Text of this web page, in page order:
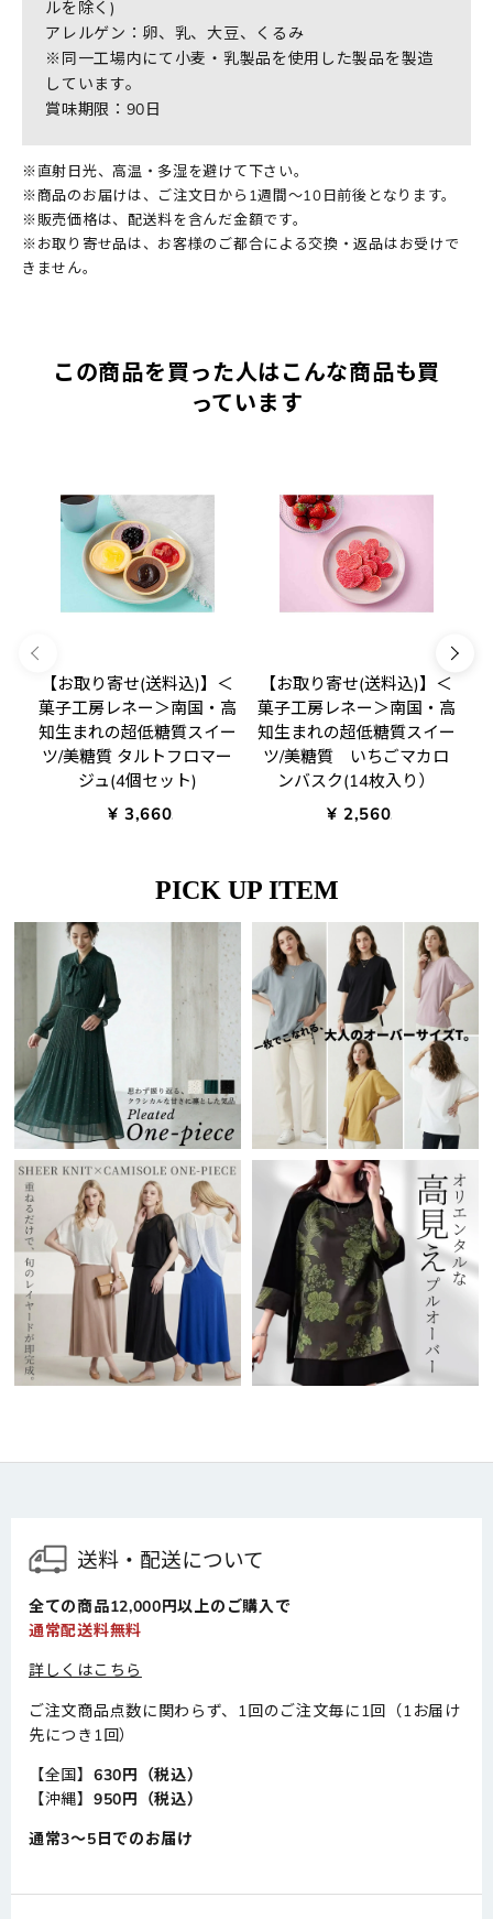
ルを除く)
アレルゲン：卵、乳、大豆、くるみ
※同一工場内にて小麦・乳製品を使用した製品を製造
しています。
賞味期限：90日
※直射日光、高温・多湿を避けて下さい。
※商品のお届けは、ご注文日から1週間～10日前後となります。
※販売価格は、配送料を含んだ金額です。
※お取り寄せ品は、お客様のご都合による交換・返品はお受けで
きません。
この商品を買った人はこんな商品も買
っています
【お取り寄せ(送料込)】＜
菓子工房レネー＞南国・高
知生まれの超低糖質スイー
ツ/美糖質 タルトフロマー
ジュ(4個セット)
¥ 3,660.00
【お取り寄せ(送料込)】＜
菓子工房レネー＞南国・高
知生まれの超低糖質スイー
ツ/美糖質 いちごマカロ
ンバスク(14枚入り）
¥ 2,560.00
PICK UP ITEM
送料・配送について
全ての商品12,000円以上のご購入で
通常配送料無料
詳しくはこちら
ご注文商品点数に関わらず、1回のご注文毎に1回（1お届け
先につき1回）
【全国】 630円（税込）
【沖縄】 950円（税込）
通常3～5日でのお届け